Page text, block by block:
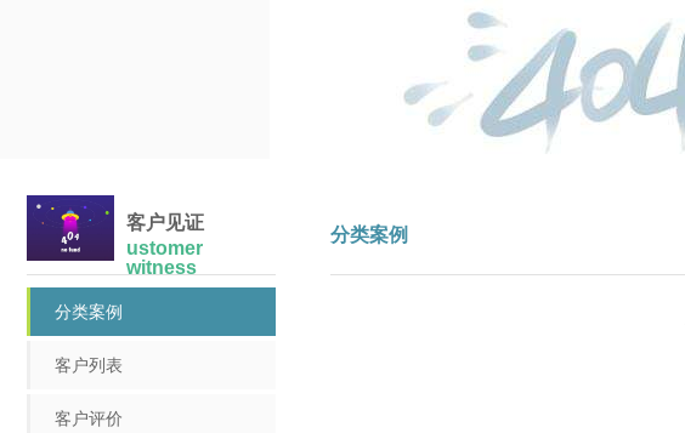
客户见证
ustomer
witness
分类案例
客户列表
客户评价
分类案例